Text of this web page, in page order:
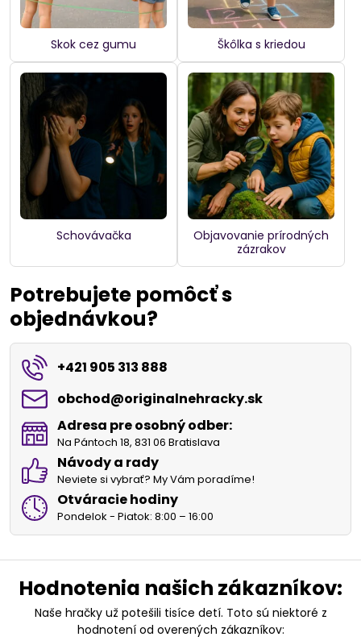
Skok cez gumu Škôlka s kriedou
Schovávačka
Objavovanie prírodných
zázrakov
Potrebujete pomôcť s
objednávkou?
+421 905 313 888
obchod​@originalnehracky​.sk
Adresa pre osobný odber:
Na Pántoch 18, 831 06 Bratislava
Návody a rady
Neviete si vybrať? My Vám poradíme!
Otváracie hodiny
Pondelok - Piatok: 8:00 – 16:00
Hodnotenia našich zákazníkov:
Naše hračky už potešili tisíce detí. Toto sú niektoré z
hodnotení od overených zákazníkov: